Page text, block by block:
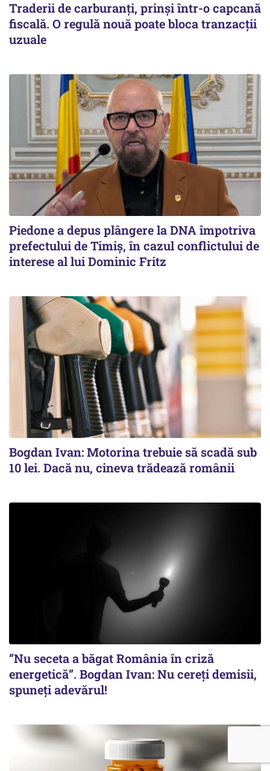
Traderii de carburanți, prinși într-o capcană
fiscală. O regulă nouă poate bloca tranzacții
uzuale
Piedone a depus plângere la DNA împotriva
prefectului de Timiș, în cazul conflictului de
interese al lui Dominic Fritz
Bogdan Ivan: Motorina trebuie să scadă sub
10 lei. Dacă nu, cineva trădează românii
”Nu seceta a băgat România în criză
energetică”. Bogdan Ivan: Nu cereți demisii,
spuneți adevărul!